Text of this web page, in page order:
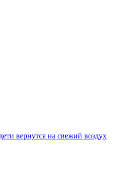
вернутся на свежий воздух